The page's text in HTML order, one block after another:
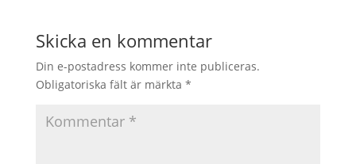
Skicka en kommentar
Din e-postadress kommer inte publiceras.
Obligatoriska fält är märkta *